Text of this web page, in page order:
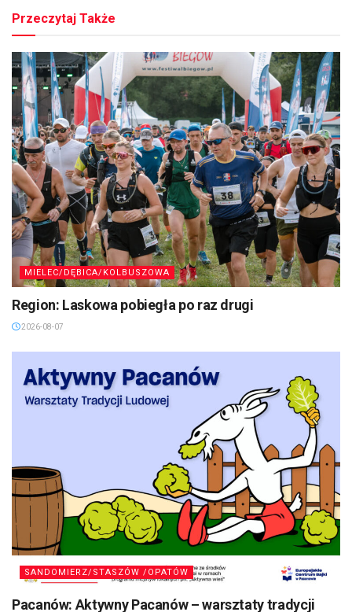
Przeczytaj Także
MIELEC/DĘBICA/KOLBUSZOWA
Region: Laskowa pobiegła po raz drugi
2026-08-07
SANDOMIERZ/STASZÓW /OPATÓW
Pacanów: Aktywny Pacanów – warsztaty tradycji